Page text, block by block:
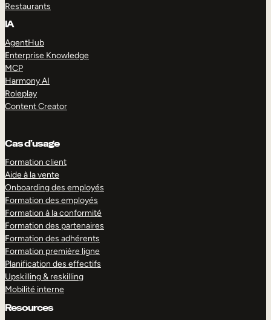
Restaurants
IA
AgentHub
Enterprise Knowledge
MCP
Harmony AI
Roleplay
Content Creator
Cas d’usage
Formation client
Aide à la vente
Onboarding des employés
Formation des employés
Formation à la conformité
Formation des partenaires
Formation des adhérents
Formation première ligne
Planification des effectifs
Upskilling & reskilling
Mobilité interne
Resources